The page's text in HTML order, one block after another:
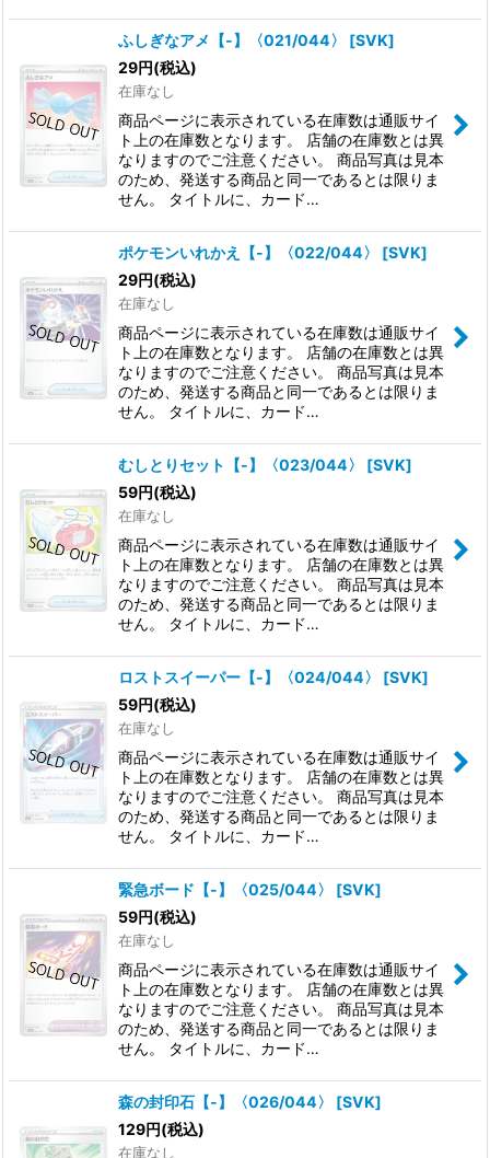
ふしぎなアメ【-】〈021/044〉 [SVK]
29円(税込)
在庫なし
商品ページに表示されている在庫数は通販サイ
ト上の在庫数となります。 店舗の在庫数とは異
なりますのでご注意ください。 商品写真は見本
のため、発送する商品と同一であるとは限りま
せん。 タイトルに、カード…
ポケモンいれかえ【-】〈022/044〉 [SVK]
29円(税込)
在庫なし
商品ページに表示されている在庫数は通販サイ
ト上の在庫数となります。 店舗の在庫数とは異
なりますのでご注意ください。 商品写真は見本
のため、発送する商品と同一であるとは限りま
せん。 タイトルに、カード…
むしとりセット【-】〈023/044〉 [SVK]
59円(税込)
在庫なし
商品ページに表示されている在庫数は通販サイ
ト上の在庫数となります。 店舗の在庫数とは異
なりますのでご注意ください。 商品写真は見本
のため、発送する商品と同一であるとは限りま
せん。 タイトルに、カード…
ロストスイーパー【-】〈024/044〉 [SVK]
59円(税込)
在庫なし
商品ページに表示されている在庫数は通販サイ
ト上の在庫数となります。 店舗の在庫数とは異
なりますのでご注意ください。 商品写真は見本
のため、発送する商品と同一であるとは限りま
せん。 タイトルに、カード…
緊急ボード【-】〈025/044〉 [SVK]
59円(税込)
在庫なし
商品ページに表示されている在庫数は通販サイ
ト上の在庫数となります。 店舗の在庫数とは異
なりますのでご注意ください。 商品写真は見本
のため、発送する商品と同一であるとは限りま
せん。 タイトルに、カード…
森の封印石【-】〈026/044〉 [SVK]
129円(税込)
在庫なし